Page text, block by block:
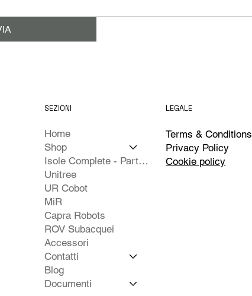
SEZIONI
Home
Shop
Isole Complete - Partner
Unitree
UR Cobot
MiR
Capra Robots
ROV Subacquei
Accessori
Contatti
Blog
Documenti
LEGALE
Terms & Conditions
Privacy Policy
Cookie policy